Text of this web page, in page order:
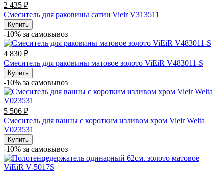
2 435 ₽
Смеситель для раковины сатин Vieir V313511
Купить
-10% за cамовывоз
4 830 ₽
Смеситель для раковины матовое золото ViEiR V483011-S
Купить
-10% за cамовывоз
5 506 ₽
Смеситель для ванны с коротким изливом хром Vieir Welta
V023531
Купить
-10% за cамовывоз